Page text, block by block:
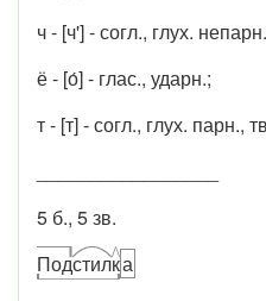
ч - [ч'] - согл., глух.
ё - [о́] - глас., ударн.;
т - [т] - согл., глух. парн.,
5 б., 5 зв.
Подстилка